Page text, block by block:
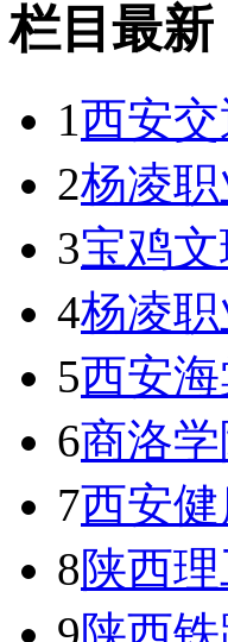
栏目最新
1西安
2杨凌
3宝鸡
4杨凌
5西安
6商洛
7西安
8陕西